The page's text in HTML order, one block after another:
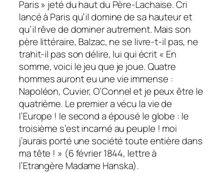
Paris » jeté du haut du Père-Lachaise. Cri
lancé à Paris qu’il domine de sa hauteur et
qu’il rêve de dominer autrement. Mais son
père littéraire, Balzac, ne se livre-t-il pas, ne
trahit-il pas son délire, lui qui écrit « En
somme, voici le jeu que je joue. Quatre
hommes auront eu une vie immense :
Napoléon, Cuvier, O’Connel et je peux être le
quatrième. Le premier a vécu la vie de
l’Europe ! le second a épousé le globe : le
troisième s’est incarné au peuple ! moi
j’aurais porté une société toute entière dans
ma tête ! » (6 février 1844, lettre à
l’Etrangère Madame Hanska).